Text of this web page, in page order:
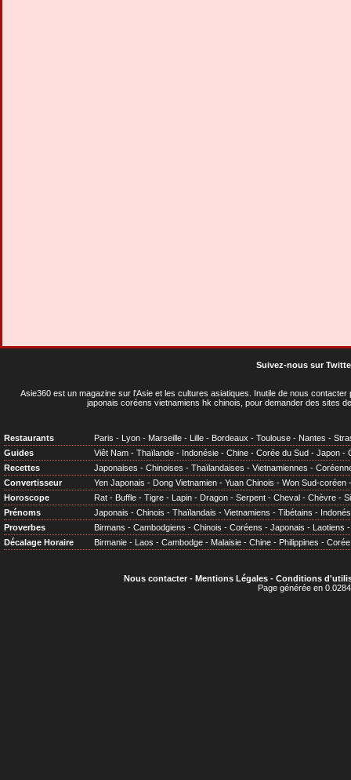
Suivez-nous sur
Asie360 est un magazine sur l'Asie et les cultures asiatiques . Inutile de nous
japonais coréens vietnamiens hk chinois, pour demander des sites
Restaurants Paris - Lyon - Marseille - Lille - Bordeaux - Toulouse - Nantes -
Guides
Viêt Nam - Thaïlande - Indonésie - Chine - Corée du Sud - Japon -
Recettes
Japonaises - Chinoises - Thaïlandaises - Vietnamiennes -
Convertisseur
Yen Japonais - Dong Vietnamien - Yuan Chinois - Won Sud-coréen
Horoscope
Rat - Buffle - Tigre - Lapin - Dragon - Serpent - Cheval - Chèvre -
Prénoms
Japonais - Chinois - Thaïlandais - Vietnamiens - Tibétains -
Proverbes
Birmans - Cambodgiens - Chinois - Coréens - Japonais - Laotiens
Décalage Horaire
Birmanie - Laos - Cambodge - Malaisie - Chine - Philippines - Corée
Nous contacter- Mentions Légales- Conditions
Page générée en